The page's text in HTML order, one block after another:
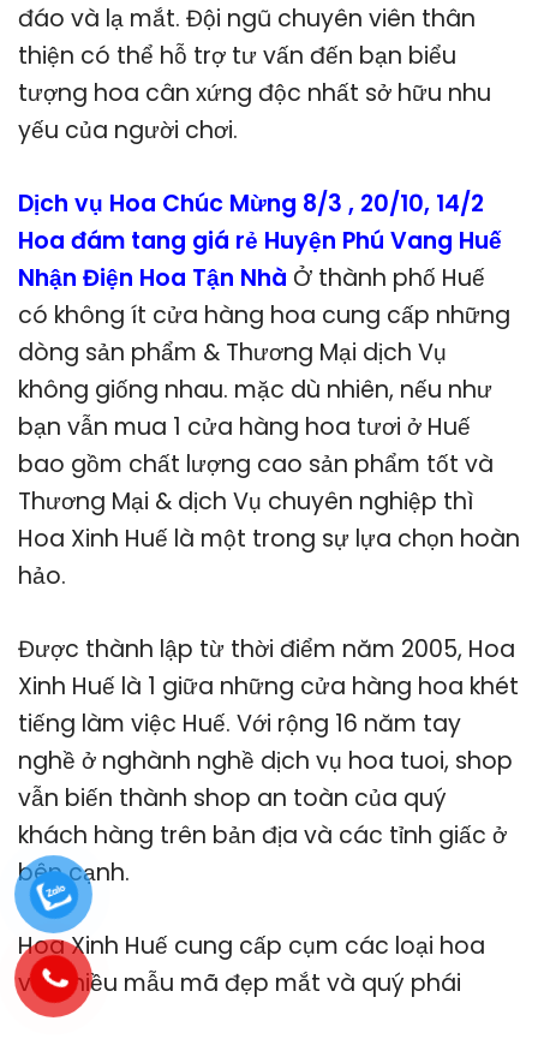
đáo và lạ mắt. Đội ngũ chuyên viên thân
thiện có thể hỗ trợ tư vấn đến bạn biểu
tượng hoa cân xứng độc nhất sở hữu nhu
yếu của người chơi.
Dịch vụ Hoa Chúc Mừng 8/3 , 20/10, 14/2
Hoa đám tang giá rẻ Huyện Phú Vang Huế
Nhận Điện Hoa Tận Nhà Ở thành phố Huế
có không ít cửa hàng hoa cung cấp những
dòng sản phẩm & Thương Mại dịch Vụ
không giống nhau. mặc dù nhiên, nếu như
bạn vẫn mua 1 cửa hàng hoa tươi ở Huế
bao gồm chất lượng cao sản phẩm tốt và
Thương Mại & dịch Vụ chuyên nghiệp thì
Hoa Xinh Huế là một trong sự lựa chọn hoàn
hảo.
Được thành lập từ thời điểm năm 2005, Hoa
Xinh Huế là 1 giữa những cửa hàng hoa khét
tiếng làm việc Huế. Với rộng 16 năm tay
nghề ở nghành nghề dịch vụ hoa tuoi, shop
vẫn biến thành shop an toàn của quý
khách hàng trên bản địa và các tỉnh giấc ở
bên cạnh.
Hoa Xinh Huế cung cấp cụm các loại hoa
với nhiều mẫu mã đẹp mắt và quý phái